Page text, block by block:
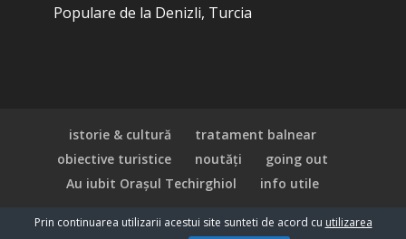
Populare de la Denizli, Turcia
istorie & cultură
tratament balnear
obiective turistice
noutăți
going out
Au iubit Orașul Techirghiol
info utile
Prin continuarea utilizarii acestui site sunteti de acord cu utilizarea